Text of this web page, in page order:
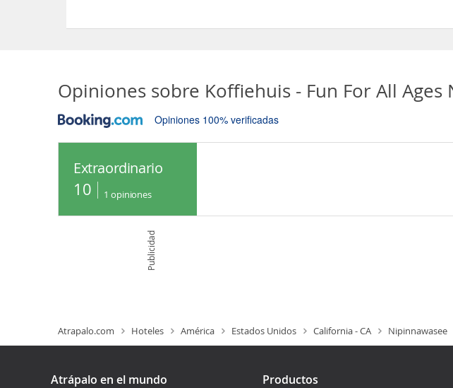
Opiniones sobre Koffiehuis - Fun For All Ages
Opiniones 100% verificadas
Extraordinario
10 1 opiniones
Publicidad
Atrapalo.com Hoteles América Estados Unidos California - CA Nipinnawasee
Atrápalo en el mundo Productos